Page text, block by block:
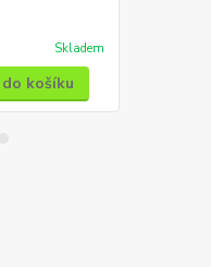
Skladem
košíku